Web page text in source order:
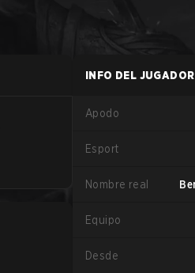
INFO DEL JUGADOR
Apodo
Esport
Nombre real
Equipo
Desde